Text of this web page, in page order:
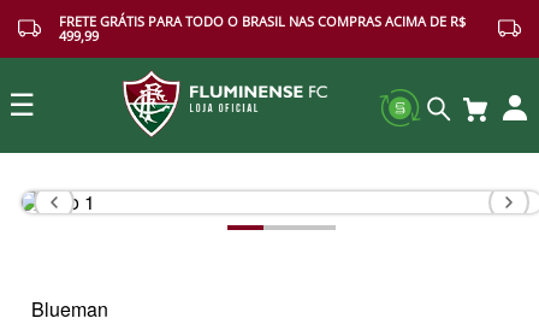
FRETE GRÁTIS PARA TODO O BRASIL NAS COMPRAS ACIMA DE R$
499,99
☰
Buscar
Blueman